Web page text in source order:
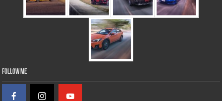
Follow Me